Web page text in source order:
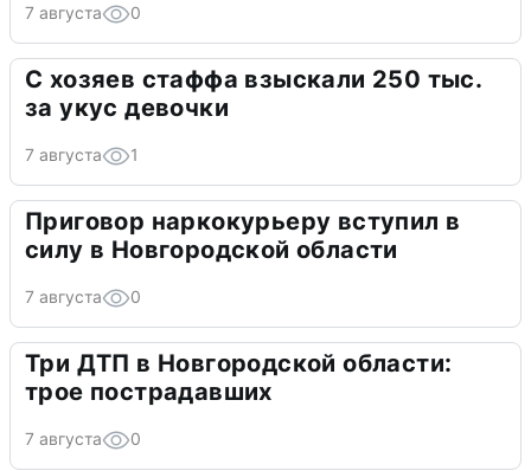
7 августа 0
С хозяев стаффа взыскали 250 тыс.
за укус девочки
7 августа 1
Приговор наркокурьеру вступил в
силу в Новгородской области
7 августа 0
Три ДТП в Новгородской области:
трое пострадавших
7 августа 0